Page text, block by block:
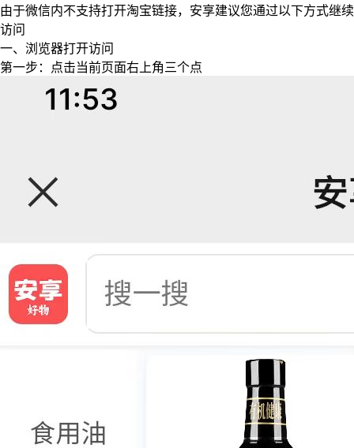
由于微信内不支持打开淘宝链接，安享建议您通过以下方式继续
访问
一、浏览器打开访问
第一步：点击当前页面右上角三个点